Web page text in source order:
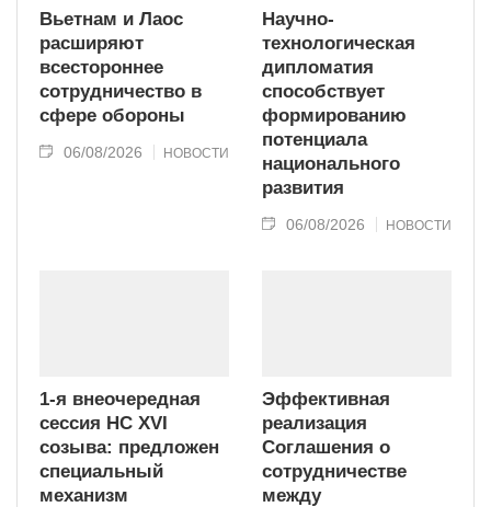
Вьетнам и Лаос
расширяют
всестороннее
сотрудничество в
сфере обороны
06/08/2026 НОВОСТИ
Научно-
технологическая
дипломатия
способствует
формированию
потенциала
национального
развития
06/08/2026 НОВОСТИ
1-я внеочередная
сессия НС XVI
созыва: предложен
специальный
механизм
Эффективная
реализация
Соглашения о
сотрудничестве
между